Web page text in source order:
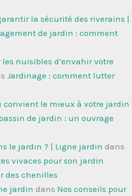
la sécurité des riverains |
de jardin : comment
nuisibles d’envahir votre
Jardinage : comment lutter
convient le mieux à votre jardin
de jardin : un ouvrage
le jardin ? | Ligne jardin dans
vivaces pour son jardin
des chenilles
jardin dans Nos conseils pour